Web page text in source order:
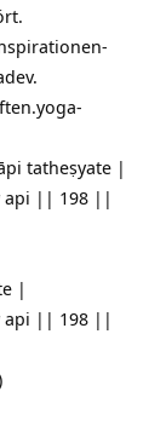
tatheṣyate |
api || 198 ||
|
api || 198 ||